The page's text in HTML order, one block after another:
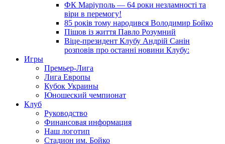
ФК Маріуполь — 64 роки незламності та
віри в перемогу!
85 років тому народився Володимир Бойко
Пішов із життя Павло Розумний
Віце-президент Клубу Андрій Санін
розповів про останні новини Клубу:
Игры
Премьер-Лига
Лига Европы
Кубок Украины
Юношеский чемпионат
Клуб
Руководство
Финансовая информация
Наш логотип
Стадион им. Бойко